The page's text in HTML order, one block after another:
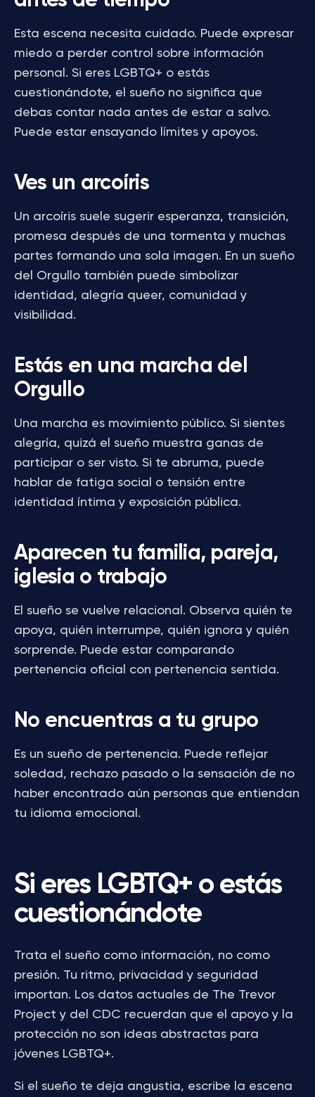
Esta escena necesita cuidado. Puede expresar
miedo a perder control sobre información
personal. Si eres LGBTQ+ o estás
cuestionándote, el sueño no significa que
debas contar nada antes de estar a salvo.
Puede estar ensayando límites y apoyos.
Ves un arcoíris
Un arcoíris suele sugerir esperanza, transición,
promesa después de una tormenta y muchas
partes formando una sola imagen. En un sueño
del Orgullo también puede simbolizar
identidad, alegría queer, comunidad y
visibilidad.
Estás en una marcha del
Orgullo
Una marcha es movimiento público. Si sientes
alegría, quizá el sueño muestra ganas de
participar o ser visto. Si te abruma, puede
hablar de fatiga social o tensión entre
identidad íntima y exposición pública.
Aparecen tu familia, pareja,
iglesia o trabajo
El sueño se vuelve relacional. Observa quién te
apoya, quién interrumpe, quién ignora y quién
sorprende. Puede estar comparando
pertenencia oficial con pertenencia sentida.
No encuentras a tu grupo
Es un sueño de pertenencia. Puede reflejar
soledad, rechazo pasado o la sensación de no
haber encontrado aún personas que entiendan
tu idioma emocional.
Si eres LGBTQ+ o estás
cuestionándote
Trata el sueño como información, no como
presión. Tu ritmo, privacidad y seguridad
importan. Los datos actuales de The Trevor
Project y del CDC recuerdan que el apoyo y la
protección no son ideas abstractas para
jóvenes LGBTQ+.
Si el sueño te deja angustia, escribe la escena